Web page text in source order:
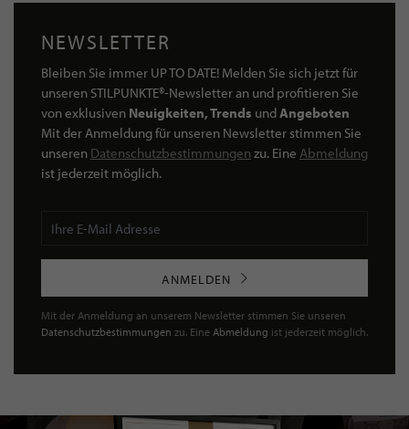
NEWSLETTER
Bleiben Sie immer UP TO DATE! Melden Sie sich jetzt für
unseren STILPUNKTE®-Newsletter an und profitieren Sie
von exklusiven Neuigkeiten, Trends undAngeboten
Mit der Anmeldung für unseren Newsletter stimmen Sie
unseren Datenschutzbestimmungen zu. Eine Abmeldung
ist jederzeit möglich.
ANMELDEN
Mit der Anmeldung an unserem Newsletter stimmen Sie unseren
Datenschutzbestimmungen zu. Eine Abmeldung ist jederzeit möglich.